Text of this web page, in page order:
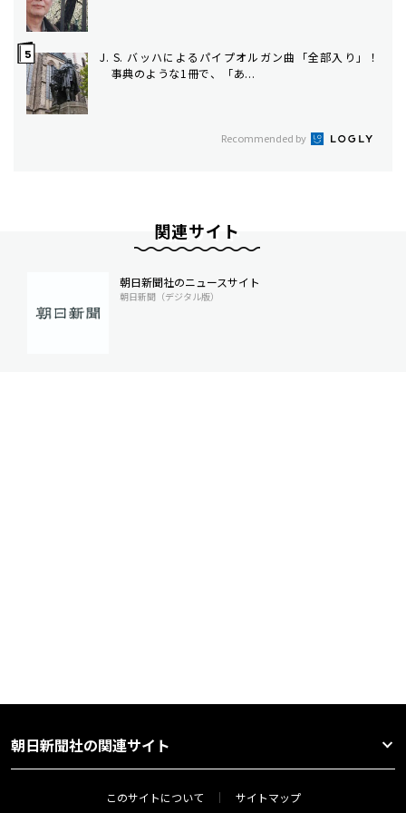
J. S. バッハによるパイプオルガン曲「全部入り」！
事典のような1冊で、「あ...
Recommended by
関連サイト
朝日新聞社のニュースサイト
朝日新聞（デジタル版）
朝日新聞社の関連サイト
このサイトについて サイトマップ